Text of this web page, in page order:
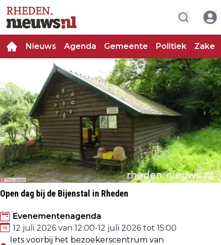
Nieuws Agenda Gemeente Politiek
Open dag bij de Bijenstal in Rheden
Evenementenagenda
12 juli 2026 van 12:00-12 juli 2026 tot 15:00
Iets voorbij het bezoekerscentrum van